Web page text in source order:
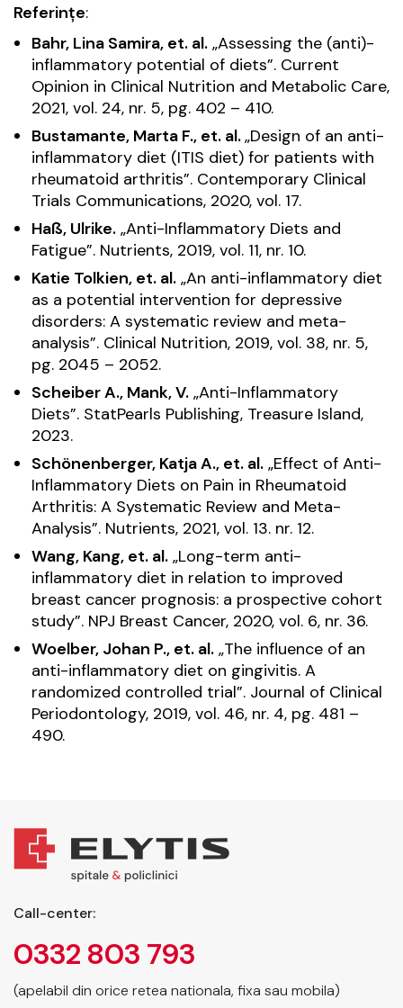
Referințe:
Bahr, Lina Samira, et. al. „Assessing the (anti)-
inflammatory potential of diets”. Current
Opinion in Clinical Nutrition and Metabolic Care,
2021, vol. 24, nr. 5, pg. 402 – 410.
Bustamante, Marta F., et. al.„Design of an anti-
inflammatory diet (ITIS diet) for patients with
rheumatoid arthritis”. Contemporary Clinical
Trials Communications, 2020, vol. 17.
Haß, Ulrike. „Anti-Inflammatory Diets and
Fatigue”. Nutrients, 2019, vol. 11, nr. 10.
Katie Tolkien, et. al. „An anti-inflammatory diet
as a potential intervention for depressive
disorders: A systematic review and meta-
analysis”. Clinical Nutrition, 2019, vol. 38, nr. 5,
pg. 2045 – 2052.
Scheiber A., Mank, V. „Anti-Inflammatory
Diets”. StatPearls Publishing, Treasure Island,
2023.
Schönenberger, Katja A., et. al. „Effect of Anti-
Inflammatory Diets on Pain in Rheumatoid
Arthritis: A Systematic Review and Meta-
Analysis”. Nutrients, 2021, vol. 13. nr. 12.
Wang, Kang, et. al. „Long-term anti-
inflammatory diet in relation to improved
breast cancer prognosis: a prospective cohort
study”. NPJ Breast Cancer, 2020, vol. 6, nr. 36.
Woelber, Johan P., et. al. „The influence of an
anti-inflammatory diet on gingivitis. A
randomized controlled trial”. Journal of Clinical
Periodontology, 2019, vol. 46, nr. 4, pg. 481 –
490.
Call-center:
0332 803 793
(apelabil din orice retea nationala, fixa sau mobila)